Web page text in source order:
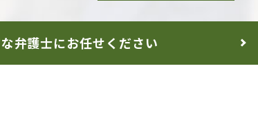
弁護士にお任せください